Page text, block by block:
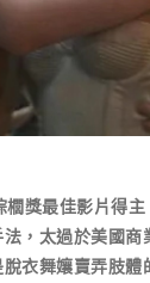
獎最佳影片得
，太過於美國
衣舞孃賣弄肢